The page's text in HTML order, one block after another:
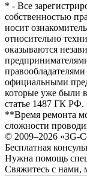
* - Все
собственностью
носит
относительно
оказываются
официальными
которые уже были
статье 1487 ГК РФ.
**Время ремонта
сложности
© 2009–2026 «3G-
Бесплатная
Нужна помощь
Свяжитесь с нами,